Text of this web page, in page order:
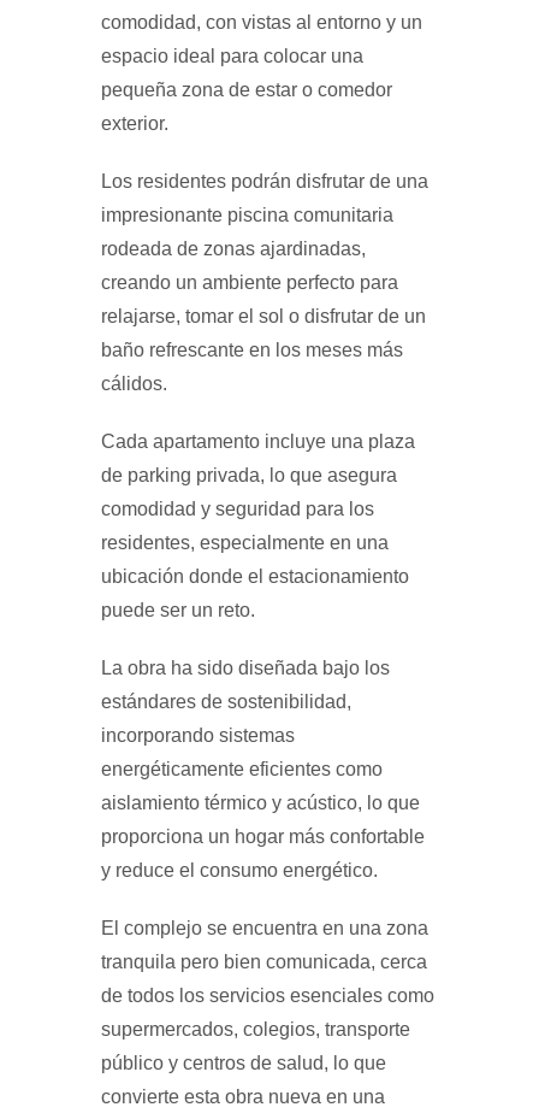
comodidad, con vistas al entorno y un
espacio ideal para colocar una
pequeña zona de estar o comedor
exterior.
Los residentes podrán disfrutar de una
impresionante piscina comunitaria
rodeada de zonas ajardinadas,
creando un ambiente perfecto para
relajarse, tomar el sol o disfrutar de un
baño refrescante en los meses más
cálidos.
Cada apartamento incluye una plaza
de parking privada, lo que asegura
comodidad y seguridad para los
residentes, especialmente en una
ubicación donde el estacionamiento
puede ser un reto.
La obra ha sido diseñada bajo los
estándares de sostenibilidad,
incorporando sistemas
energéticamente eficientes como
aislamiento térmico y acústico, lo que
proporciona un hogar más confortable
y reduce el consumo energético.
El complejo se encuentra en una zona
tranquila pero bien comunicada, cerca
de todos los servicios esenciales como
supermercados, colegios, transporte
público y centros de salud, lo que
convierte esta obra nueva en una